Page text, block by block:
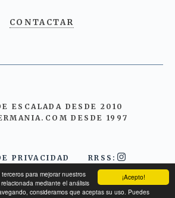
¡Acepto!
para mejorar nuestros
mediante el análisis
consideramos que aceptas su uso. Puedes
CONTACTAR
ESCALADA DESDE 2010
DESDE 1997
PRIVACIDAD RRSS: